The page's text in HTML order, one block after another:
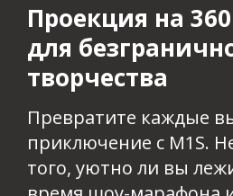
Проекция на
для
творчества​​
Превратите каждые
приключение с M1S.
того, уютно ли вы